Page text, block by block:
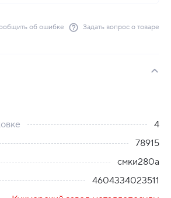
об ошибке Задать вопрос о товаре
4
78915
смки280а
4604334023511